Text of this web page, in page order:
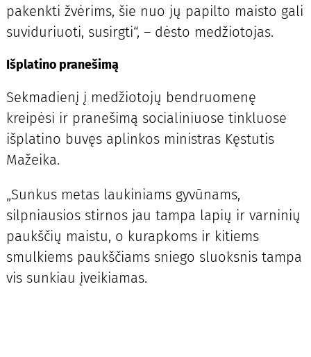
pakenkti žvėrims, šie nuo jų papilto maisto gali
suviduriuoti, susirgti“, – dėsto medžiotojas.
Išplatino pranešimą
Sekmadienį į medžiotojų bendruomenę
kreipėsi ir pranešimą socialiniuose tinkluose
išplatino buvęs aplinkos ministras Kęstutis
Mažeika.
„Sunkus metas laukiniams gyvūnams,
silpniausios stirnos jau tampa lapių ir varninių
paukščių maistu, o kurapkoms ir kitiems
smulkiems paukščiams sniego sluoksnis tampa
vis sunkiau įveikiamas.